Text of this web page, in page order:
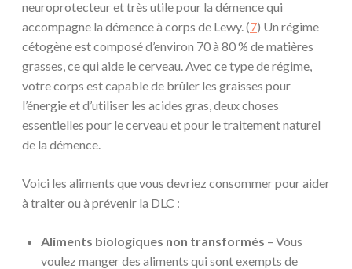
neuroprotecteur et très utile pour la démence qui
accompagne la démence à corps de Lewy. (7) Un régime
cétogène est composé d’environ 70 à 80 % de matières
grasses, ce qui aide le cerveau. Avec ce type de régime,
votre corps est capable de brûler les graisses pour
l’énergie et d’utiliser les acides gras, deux choses
essentielles pour le cerveau et pour le traitement naturel
de la démence.
Voici les aliments que vous devriez consommer pour aider
à traiter ou à prévenir la DLC :
Aliments biologiques non transformés – Vous
voulez manger des aliments qui sont exempts de